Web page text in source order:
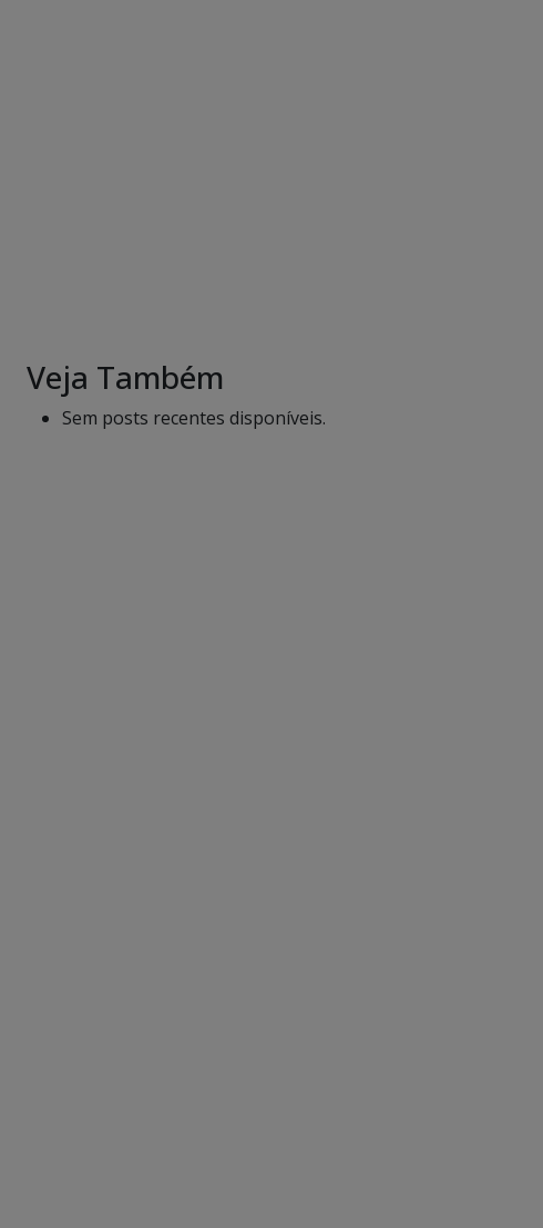
Veja Também
Sem posts recentes disponíveis.